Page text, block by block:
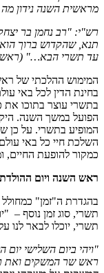
מראשית השנה נידון
רש"י: "רב נחמן בר
תנא, שהקדוש ברוך
עד תשרי הבא…"
המימוש ההלכתי של
בחינת הדין לכל באי
בתשרי עוצר בתוכו את
הפועל במשך השנה.
המופיע בתשרי. על כן
השלכת חיי כל באי
כמקור להופעת החיים,
ראש השנה ויום
בהגדרת ה"זמן"
תשרי, סוג זמן נוסף –
תשרי, יוכלו לבאר לנו
"ויהי ביום השלישי
ראש שר המשקים ואת